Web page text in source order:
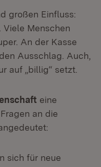
großen Einfluss:
. Viele Menschen
An der Kasse
Ausschlag. Auch,
auf „billig“ setzt.
eine
an die
sich für neue